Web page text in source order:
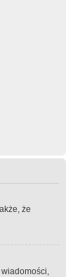
że